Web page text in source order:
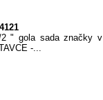
2 " gola sada značky v
-...